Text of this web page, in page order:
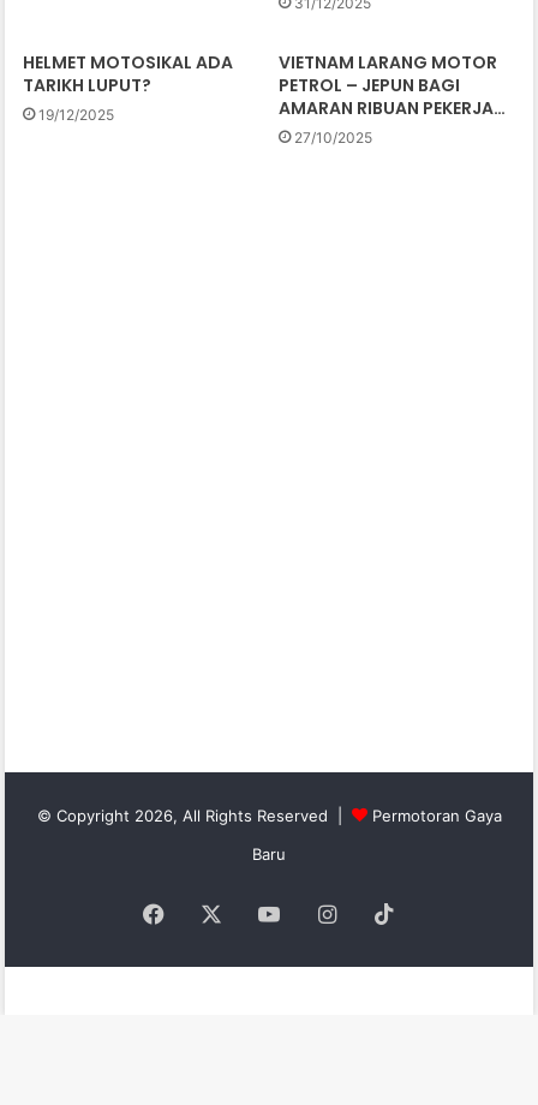
HELMET MOTOSIKAL ADA
TARIKH LUPUT?
19/12/2025
VIETNAM LARANG MOTOR
PETROL – JEPUN BAGI
AMARAN RIBUAN PEKERJA…
27/10/2025
© Copyright 2026, All Rights Reserved |
Permotoran Gaya
Baru
Facebook YouTubeInstagram